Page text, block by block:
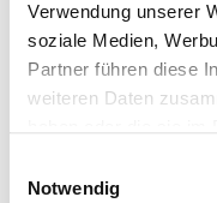
Verwendung unserer
soziale Medien,
Partner führen diese
weiteren Daten
Notwendig